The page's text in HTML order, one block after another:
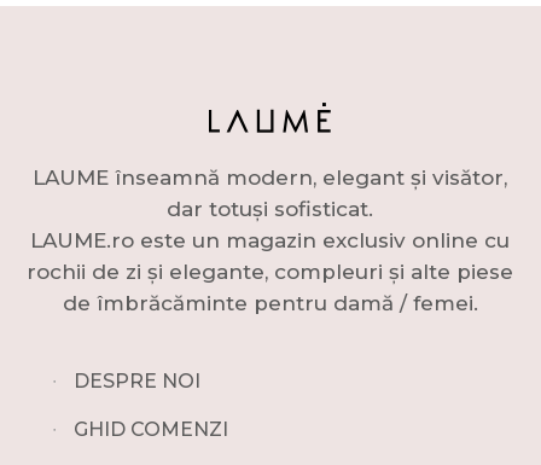
LAUME înseamnă modern, elegant și visător,
dar totuși sofisticat.
LAUME.ro este un magazin exclusiv online cu
rochii de zi și elegante, compleuri și alte piese
de îmbrăcăminte pentru damă / femei.
∙ DESPRE NOI
∙ GHID COMENZI